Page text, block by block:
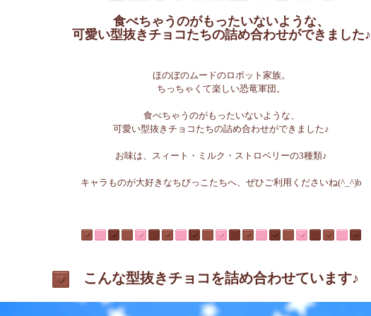
食べちゃうのがもったいないような、
可愛い型抜きチョコたちの詰め合わせができました♪
ほのぼのムードのロボット家族。
ちっちゃくて楽しい恐竜軍団。
食べちゃうのがもったいないような、
可愛い型抜きチョコたちの詰め合わせができました♪
お味は、スィート・ミルク・ストロベリーの3種類♪
キャラものが大好きなちびっこたちへ、ぜひご利用くださいね(^_^)b
こんな型抜きチョコを詰め合わせています♪